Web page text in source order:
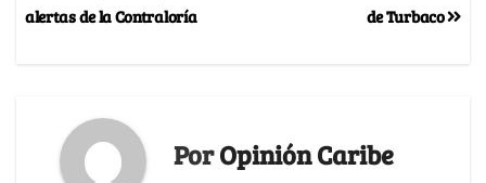
de Turbaco
alertas de la Contraloría
PorOpinión Caribe